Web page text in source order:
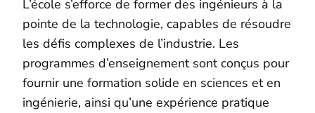
L’école s’efforce de former des ingénieurs à la
pointe de la technologie, capables de résoudre
les défis complexes de l’industrie. Les
programmes d’enseignement sont conçus pour
fournir une formation solide en sciences et en
ingénierie, ainsi qu’une expérience pratique